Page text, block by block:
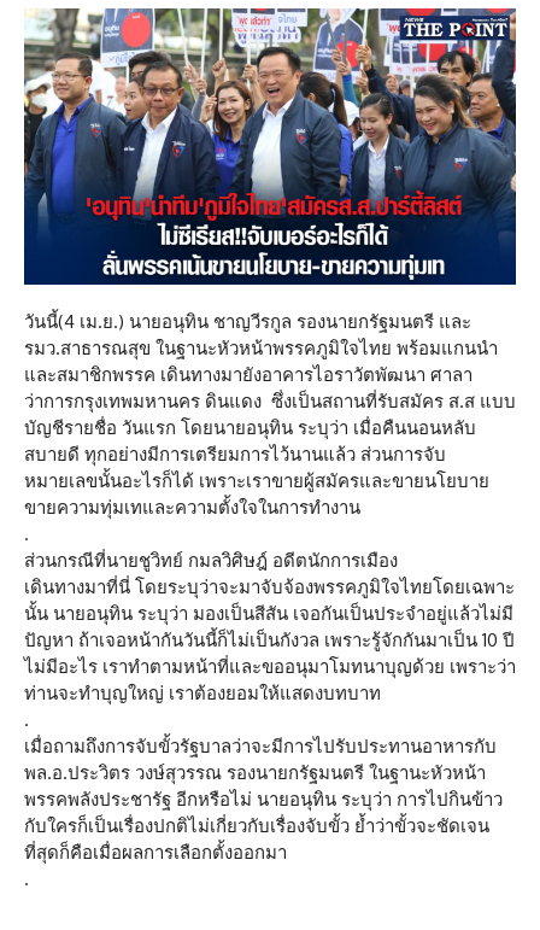
วันนี้(4 เม.ย.) นายอนุทิน ชาญวีรกูล รองนายกรัฐมนตรี และ
รมว.สาธารณสุข ในฐานะหัวหน้าพรรคภูมิใจไทย พร้อมแกนนำ
และสมาชิกพรรค เดินทางมายังอาคารไอราวัตพัฒนา ศาลา
ว่าการกรุงเทพมหานคร ดินแดง ซึ่งเป็นสถานที่รับสมัคร ส.ส แบบ
บัญชีรายชื่อ วันแรก โดยนายอนุทิน ระบุว่า เมื่อคืนนอนหลับ
สบายดี ทุกอย่างมีการเตรียมการไว้นานแล้ว ส่วนการจับ
หมายเลขนั้นอะไรก็ได้ เพราะเราขายผู้สมัครและขายนโยบาย
ขายความทุ่มเทและความตั้งใจในการทำงาน
.
ส่วนกรณีที่นายชูวิทย์ กมลวิศิษฎ์ อดีตนักการเมือง
เดินทางมาที่นี่ โดยระบุว่าจะมาจับจ้องพรรคภูมิใจไทยโดยเฉพาะ
นั้น นายอนุทิน ระบุว่า มองเป็นสีสัน เจอกันเป็นประจำอยู่แล้วไม่มี
ปัญหา ถ้าเจอหน้ากันวันนี้ก็ไม่เป็นกังวล เพราะรู้จักกันมาเป็น 10 ปี
ไม่มีอะไร เราทำตามหน้าที่และขออนุมาโมทนาบุญด้วย เพราะว่า
ท่านจะทำบุญใหญ่ เราต้องยอมให้แสดงบทบาท
.
เมื่อถามถึงการจับขั้วรัฐบาลว่าจะมีการไปรับประทานอาหารกับ
พล.อ.ประวิตร วงษ์สุวรรณ รองนายกรัฐมนตรี ในฐานะหัวหน้า
พรรคพลังประชารัฐ อีกหรือไม่ นายอนุทิน ระบุว่า การไปกินข้าว
กับใครก็เป็นเรื่องปกติไม่เกี่ยวกับเรื่องจับขั้ว ย้ำว่าขั้วจะชัดเจน
ที่สุดก็คือเมื่อผลการเลือกตั้งออกมา
.